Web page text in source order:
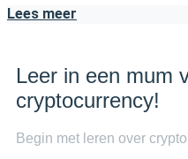
Lees meer
Leer in een mum
cryptocurrency!
Begin met leren over